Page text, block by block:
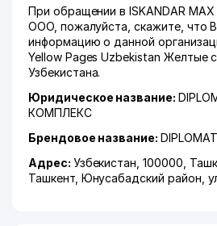
При обращении в ISKANDAR MAX
ООО, пожалуйста, скажите, что
информацию о данной
Yellow Pages Uzbekistan Желтые
Узбекистана.
Юридическое название:
КОМПЛЕКС
Брендовое название:
Адрес: Узбекистан, 100000,
Ташкент, Юнусабадский район